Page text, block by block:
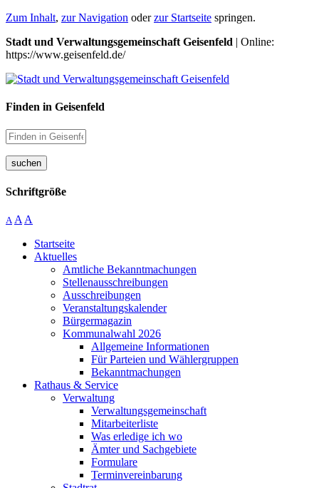
Zum Inhalt, zur Navigation oderzur Startseite springen.
Stadt und Verwaltungsgemeinschaft Geisenfeld | Online:
https://www.geisenfeld.de/
Finden in Geisenfeld
suchen
Schriftgröße
A A A
Startseite
Aktuelles
Amtliche Bekanntmachungen
Stellenausschreibungen
Ausschreibungen
Veranstaltungskalender
Bürgermagazin
Kommunalwahl 2026
Allgemeine Informationen
Für Parteien und Wählergruppen
Bekanntmachungen
Rathaus & Service
Verwaltung
Verwaltungsgemeinschaft
Mitarbeiterliste
Was erledige ich wo
Ämter und Sachgebiete
Formulare
Terminvereinbarung